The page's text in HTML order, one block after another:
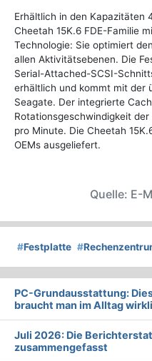
Erhältlich in den Kapazitäten
Cheetah 15K.6 FDE-Familie
Technologie: Sie optimiert
allen Aktivitätsebenen. Die
Serial-Attached-SCSI-
erhältlich und kommt mit der
Seagate. Der integrierte
Rotationsgeschwindigkeit
pro Minute. Die Cheetah
OEMs ausgeliefert.
Quelle: E-
#Festplatte #
PC-Grundausstattung:
braucht man im Alltag
Juli 2026: Die
zusammengefasst